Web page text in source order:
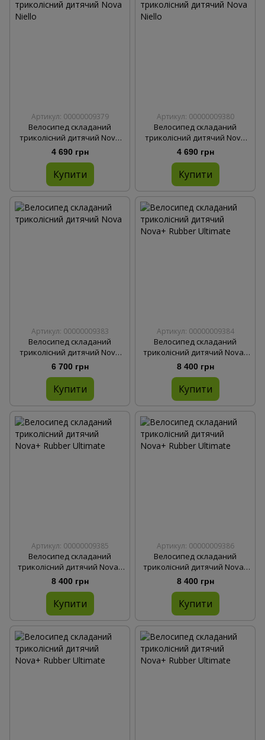
Артикул: 00000009379
Велосипед складаний
триколісний дитячий Nova
Niello Blue
4 690 грн
Купити
Артикул: 00000009380
Велосипед складаний
триколісний дитячий Nova
Niello Red
4 690 грн
Купити
Артикул: 00000009383
Велосипед складаний
триколісний дитячий Nova
Ultimate Black
6 700 грн
Купити
Артикул: 00000009384
Велосипед складаний
триколісний дитячий Nova+
Rubber Desert Yellow
8 400 грн
Купити
Артикул: 00000009385
Велосипед складаний
триколісний дитячий Nova+
Rubber Gentle Mint
8 400 грн
Купити
Артикул: 00000009386
Велосипед складаний
триколісний дитячий Nova+
Rubber Military Green
8 400 грн
Купити